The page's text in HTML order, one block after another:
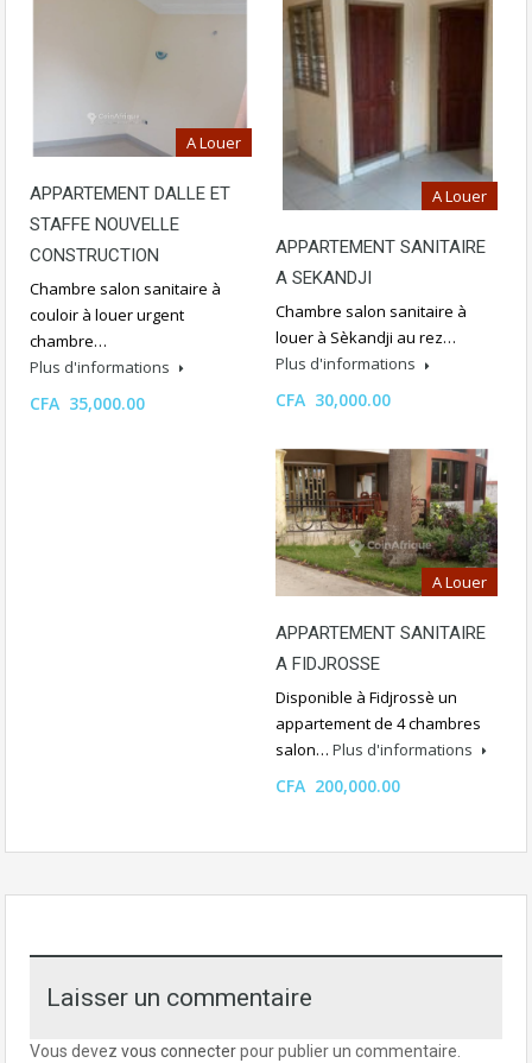
A Louer
APPARTEMENT DALLE ET
STAFFE NOUVELLE
CONSTRUCTION
Chambre salon sanitaire à
couloir à louer urgent
chambre…
Plus d'informations
CFA 35,000.00
A Louer
APPARTEMENT SANITAIRE
A SEKANDJI
Chambre salon sanitaire à
louer à Sèkandji au rez…
Plus d'informations
CFA 30,000.00
A Louer
APPARTEMENT SANITAIRE
A FIDJROSSE
Disponible à Fidjrossè un
appartement de 4 chambres
salon… Plus d'informations
CFA 200,000.00
Laisser un commentaire
Vous devez vous connecterpour publier un commentaire.